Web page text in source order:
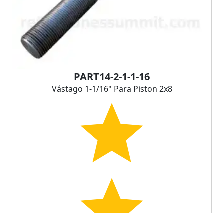
PART14-2-1-1-16
Vástago 1-1/16" Para Piston 2x8